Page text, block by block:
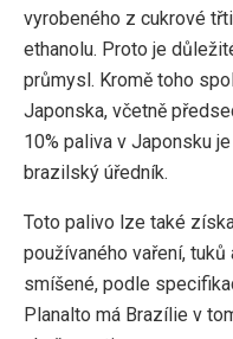
vyrobeného z cukrové
ethanolu. Proto je
průmysl. Kromě toho
Japonska, včetně
10% paliva v Japonsku
brazilský úředník.
Toto palivo lze také
používaného vaření,
smíšené, podle
Planalto má Brazílie v